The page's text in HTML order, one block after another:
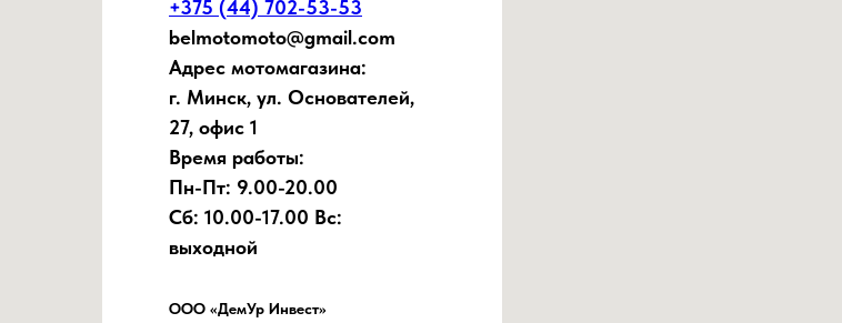
+375 (44) 702-53-53
belmotomoto@gmail.com
Адрес мотомагазина:
г. Минск, ул. Основателей,
27, офис 1
Время работы:
Пн-Пт: 9.00-20.00
Сб: 10.00-17.00 Вс:
выходной
ООО «ДемУр Инвест»